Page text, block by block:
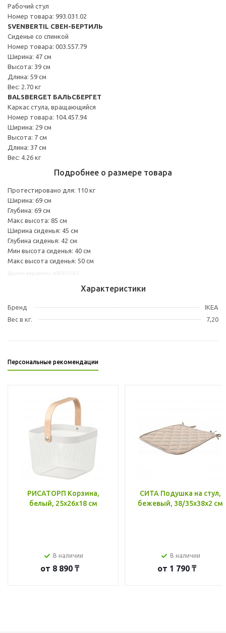
Рабочий стул
Номер товара: 993.031.02
SVENBERTIL СВЕН-БЕРТИЛЬ
Сиденье со спинкой
Номер товара: 003.557.79
Ширина: 47 см
Высота: 39 см
Длина: 59 см
Вес: 2.70 кг
BALSBERGET БАЛЬСБЕРГЕТ
Каркас стула, вращающийся
Номер товара: 104.457.94
Ширина: 29 см
Высота: 7 см
Длина: 37 см
Вес: 4.26 кг
Подробнее о размере товара
Протестировано для: 110 кг
Ширина: 69 см
Глубина: 69 см
Макс высота: 85 см
Ширина сиденья: 45 см
Глубина сиденья: 42 см
Мин высота сиденья: 40 см
Макс высота сиденья: 50 см
Характеристики
Бренд
IKEA
Вес в кг.
7,20
Персональные рекомендации
РИСАТОРП Корзина,
белый, 25x26x18 см
В наличии
от 8 890 ₸
СИТА Подушка на стул,
бежевый, 38/35x38x2 см
В наличии
от 1 790 ₸